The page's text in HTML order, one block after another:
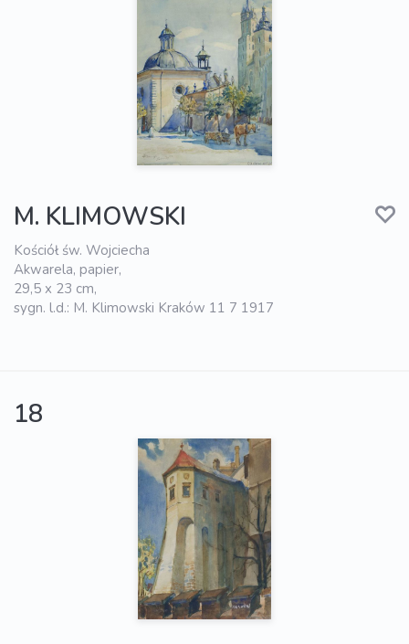
M. KLIMOWSKI
Kościół św. Wojciecha
Akwarela, papier,
29,5 x 23 cm,
sygn. l.d.: M. Klimowski Kraków 11 7 1917
18